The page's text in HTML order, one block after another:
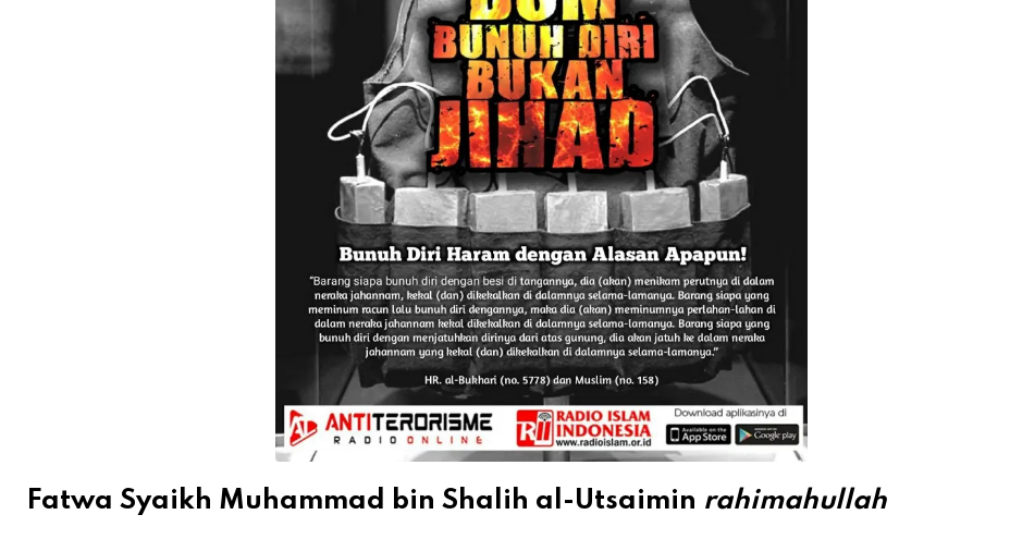
Fatwa Syaikh Muhammad bin Shalih al-Utsaimin rahimahullah